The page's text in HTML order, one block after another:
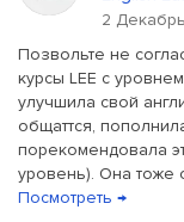
2
Позвольте не
курсы LEE с
улучшила свой
общаттся,
порекомендовала
уровень). Она тоже
Посмотреть →